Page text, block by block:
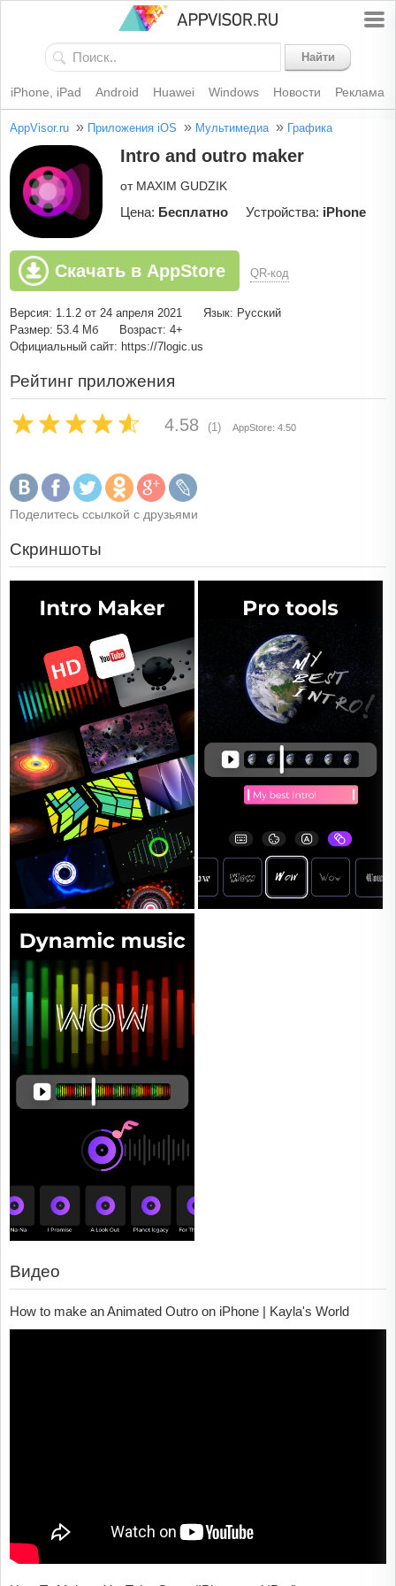
Найти
iPhone, iPad Android Huawei Windows Новости Реклама
AppVisor.ru » Приложения iOS » Мультимедиа » Графика
Intro and outro maker
от MAXIM GUDZIK
Цена: Бесплатно Устройства: iPhone
Скачать в AppStore QR-код
Версия: 1.1.2 от 24 апреля 2021
Язык: Русский
Размер: 53.4 Мб
Возраст: 4+
Официальный сайт: https://7logic.us
Рейтинг приложения
4.58 (1) AppStore: 4.50
Поделитесь ссылкой с друзьями
Скриншоты
Видео
How to make an Animated Outro on iPhone | Kayla's World